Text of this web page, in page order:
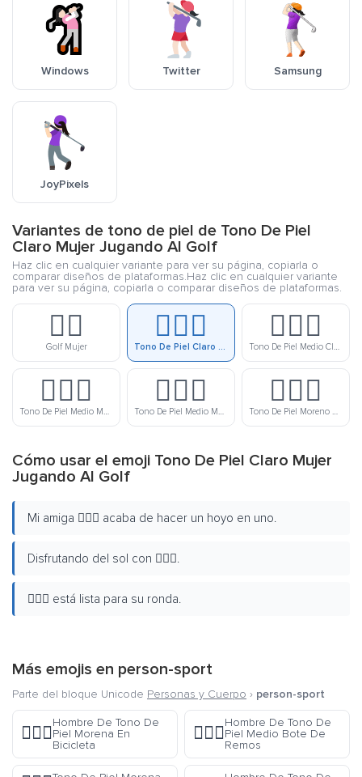
Windows Twitter Samsung
JoyPixels
Variantes de tono de piel de Tono De Piel
Claro Mujer Jugando Al Golf
Haz clic en cualquier variante para ver su página, copiarla o
comparar diseños de plataformas.Haz clic en cualquier variante
para ver su página, copiarla o comparar diseños de plataformas.
🏌️‍♀️
Golf Mujer
🏌🏻‍♀️
Tono De Piel Claro Mujer Jugando Al Golf
🏌🏼‍♀️
Tono De Piel Medio Claro Mujer Golf
🏌🏽‍♀️
Tono De Piel Medio Mujer Golf
🏌🏾‍♀️
Tono De Piel Medio Moreno Mujer Golf
🏌🏿‍♀️
Tono De Piel Moreno Mujer Jugando Al Golf
Cómo usar el emoji Tono De Piel Claro Mujer
Jugando Al Golf
Mi amiga 🏌🏻‍♀️ acaba de hacer un hoyo en uno.
Disfrutando del sol con 🏌🏻‍♀️.
🏌🏻‍♀️ está lista para su ronda.
Más emojis en person-sport
Parte del bloque Unicode Personas y Cuerpo › person-sport
🚴🏿‍♂️
Hombre De Tono De
Piel Morena En
Bicicleta
🚣🏽‍♂️
Hombre De Tono De
Piel Medio Bote De
Remos